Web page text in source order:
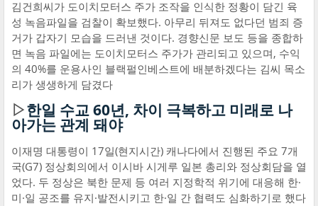
김건희씨가 도이치모터스 주가 조작을 인식한 정황이 담긴 육
성 녹음파일을 검찰이 확보했다. 아무리 뒤져도 없다던 범죄 증
거가 갑자기 모습을 드러낸 것이다. 경향신문 보도 등을 종합하
면 녹음 파일에는 도이치모터스 주가가 관리되고 있으며, 수익
의 40%를 운용사인 블랙펄인베스트에 배분하겠다는 김씨 목소
리가 생생하게 담겼다
▷한일 수교 60년, 차이 극복하고 미래로 나
아가는 관계 돼야
이재명 대통령이 17일(현지시간) 캐나다에서 진행된 주요 7개
국(G7) 정상회의에서 이시바 시게루 일본 총리와 정상회담을 열
었다. 두 정상은 북한 문제 등 여러 지정학적 위기에 대응해 한·
미·일 공조를 유지·발전시키고 한·일 간 협력도 심화하기로 했다